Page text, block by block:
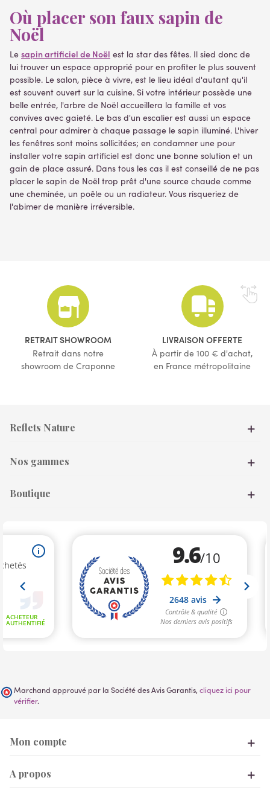
Où placer son faux sapin de
Noël
Le sapin artificiel de Noël est la star des fêtes. Il sied donc de
lui trouver un espace approprié pour en profiter le plus souvent
possible. Le salon, pièce à vivre, est le lieu idéal d'autant qu'il
est souvent ouvert sur la cuisine. Si votre intérieur possède une
belle entrée, l'arbre de Noël accueillera la famille et vos
convives avec gaieté. Le bas d'un escalier est aussi un espace
central pour admirer à chaque passage le sapin illuminé. L'hiver
les fenêtres sont moins sollicitées; en condamner une pour
installer votre sapin artificiel est donc une bonne solution et un
gain de place assuré. Dans tous les cas il est conseillé de ne pas
placer le sapin de Noël trop prêt d'une source chaude comme
une cheminée, un poêle ou un radiateur. Vous risqueriez de
l'abimer de manière irréversible.
RETRAIT SHOWROOM
Retrait dans notre
showroom de Craponne
LIVRAISON OFFERTE
À partir de 100 € d'achat,
en France métropolitaine
Reflets Nature
Nos gammes
Boutique
Marchand approuvé par la Société des Avis Garantis, cliquez ici pour
vérifier.
Mon compte
A propos